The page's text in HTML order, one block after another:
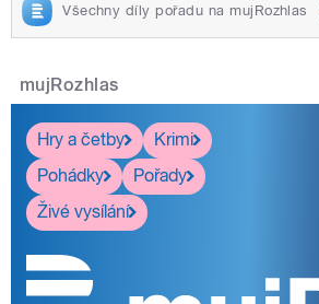
Všechny díly pořadu na mujRozhlas
mujRozhlas
Hry a četby
Krimi
Pohádky
Pořady
Živé vysílání